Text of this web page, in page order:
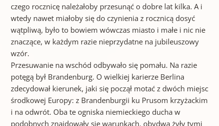
czego rocznicę należałoby przesunąć o dobre lat kilka. A i
wtedy nawet miałoby się do czynienia z rocznicą dosyć
wątpliwą, było to bowiem wówczas miasto i małe i nic nie
znaczące, w każdym razie nieprzydatne na jubileuszowy
wzór.
Przesuwanie na wschód odbywało się pomału. Na razie
potęgą był Brandenburg. O wielkiej karierze Berlina
zdecydował kierunek, jaki się począł motać z dwóch miejsc
środkowej Europy: z Brandenburgii ku Prusom krzyżackim
i na odwrót. Oba te ogniska niemieckiego ducha w
podobnych znajdowały się warunkach, obydwa żyły tymi